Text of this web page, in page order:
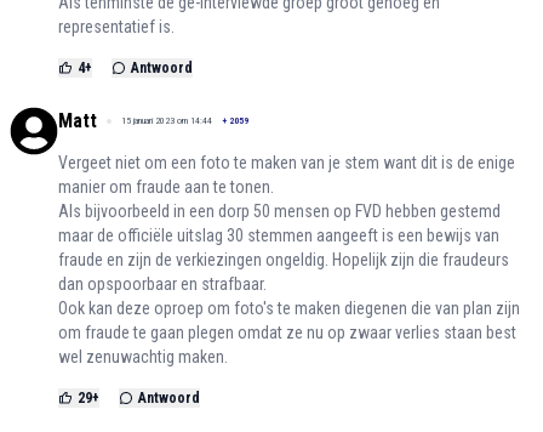
representatief is.
4+ Antwoord
Matt 15 januari 2023 om 14:44 + 2059
Vergeet niet om een foto te maken van je stem want dit is de enige
manier om fraude aan te tonen.
Als bijvoorbeeld in een dorp 50 mensen op FVD hebben gestemd
maar de officiële uitslag 30 stemmen aangeeft is een bewijs van
fraude en zijn de verkiezingen ongeldig. Hopelijk zijn die fraudeurs
dan opspoorbaar en strafbaar.
Ook kan deze oproep om foto's te maken diegenen die van plan zijn
om fraude te gaan plegen omdat ze nu op zwaar verlies staan best
wel zenuwachtig maken.
29+ Antwoord